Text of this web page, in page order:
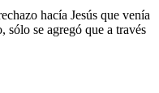
hacía Jesús que venía
sólo se agregó que a través